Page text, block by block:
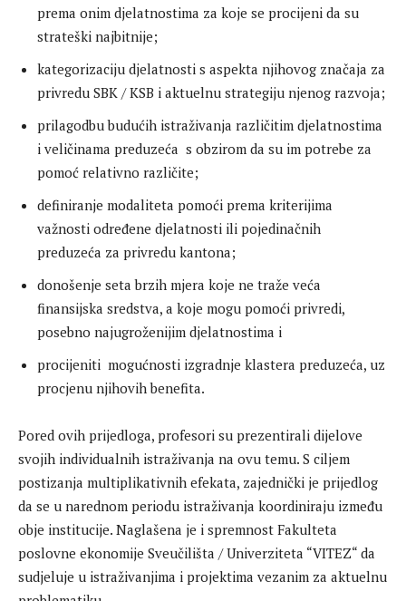
prema onim djelatnostima za koje se procijeni da su
strateški najbitnije;
kategorizaciju djelatnosti s aspekta njihovog značaja za
privredu SBK / KSB i aktuelnu strategiju njenog razvoja;
prilagodbu budućih istraživanja različitim djelatnostima
i veličinama preduzeća s obzirom da su im potrebe za
pomoć relativno različite;
definiranje modaliteta pomoći prema kriterijima
važnosti određene djelatnosti ili pojedinačnih
preduzeća za privredu kantona;
donošenje seta brzih mjera koje ne traže veća
finansijska sredstva, a koje mogu pomoći privredi,
posebno najugroženijim djelatnostima i
procijeniti mogućnosti izgradnje klastera preduzeća, uz
procjenu njihovih benefita.
Pored ovih prijedloga, profesori su prezentirali dijelove
svojih individualnih istraživanja na ovu temu. S ciljem
postizanja multiplikativnih efekata, zajednički je prijedlog
da se u narednom periodu istraživanja koordiniraju između
obje institucije. Naglašena je i spremnost Fakulteta
poslovne ekonomije Sveučilišta / Univerziteta “VITEZ“ da
sudjeluje u istraživanjima i projektima vezanim za aktuelnu